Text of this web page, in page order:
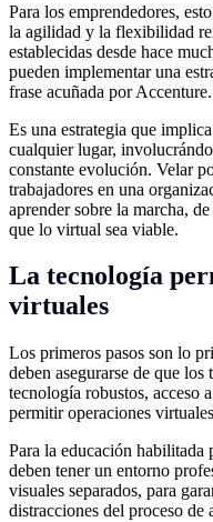
Para los emprendedores,
la agilidad y la flexibilidad
establecidas desde hace
pueden implementar una
frase acuñada por
Es una estrategia que
cualquier lugar,
constante evolución. Velar
trabajadores en una
aprender sobre la marcha,
que lo virtual sea viable.
La tecnología
virtuales
Los primeros pasos son lo
deben asegurarse de que los
tecnología robustos, acceso
permitir operaciones
Para la educación habilitada
deben tener un entorno
visuales separados, para
distracciones del proceso de